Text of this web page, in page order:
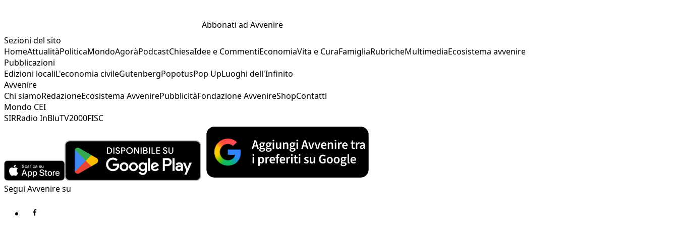
Abbonati ad Avvenire
Sezioni del sito
HomeAttualitàPoliticaMondoAgoràPodcastChiesaIdee e CommentiEconomiaVita e CuraFamigliaRubricheMultimediaEcosistema avvenire
Pubblicazioni
Edizioni localiL'economia civileGutenbergPopotusPop UpLuoghi dell'Infinito
Avvenire
Chi siamoRedazioneEcosistema AvvenirePubblicitàFondazione AvvenireShopContatti
Mondo CEI
SIRRadio InBluTV2000FISC
Segui Avvenire su